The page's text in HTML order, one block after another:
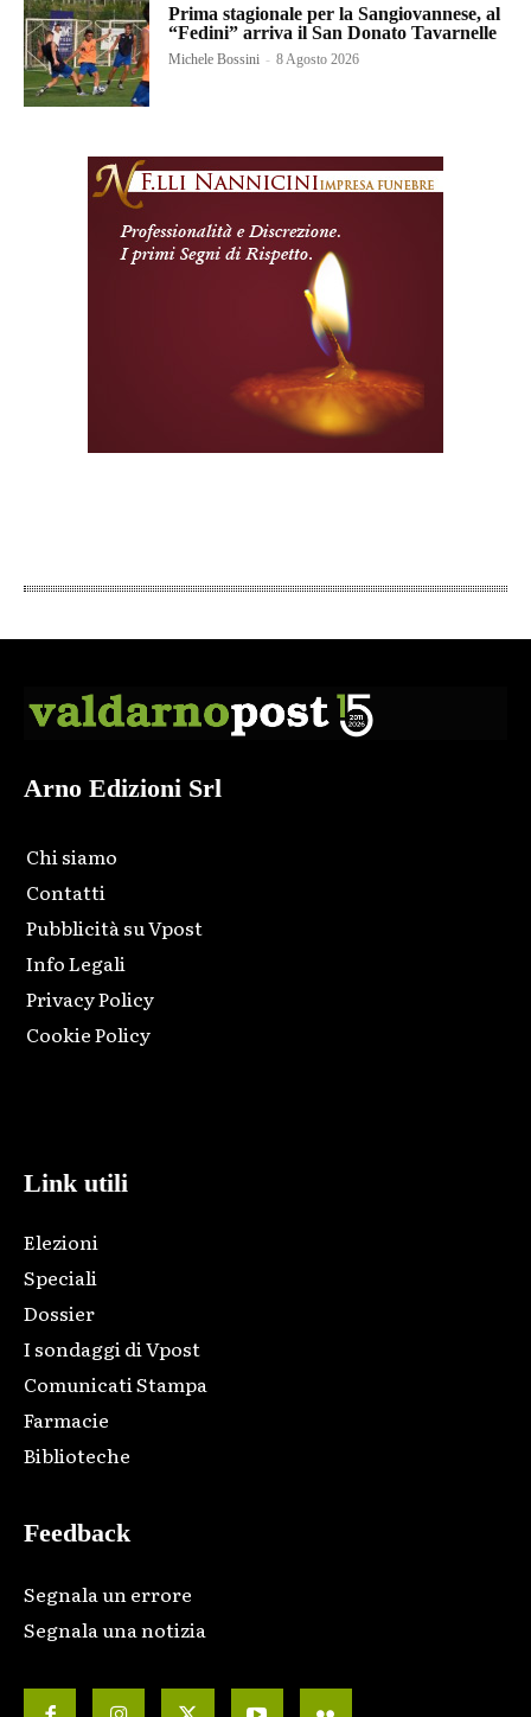
Prima stagionale per la Sangiovannese, al
“Fedini” arriva il San Donato Tavarnelle
Michele Bossini - 8 Agosto 2026
Arno Edizioni Srl
Chi siamo
Contatti
Pubblicità su Vpost
Info Legali
Privacy Policy
Cookie Policy
Link utili
Elezioni
Speciali
Dossier
I sondaggi di Vpost
Comunicati Stampa
Farmacie
Biblioteche
Feedback
Segnala un errore
Segnala una notizia